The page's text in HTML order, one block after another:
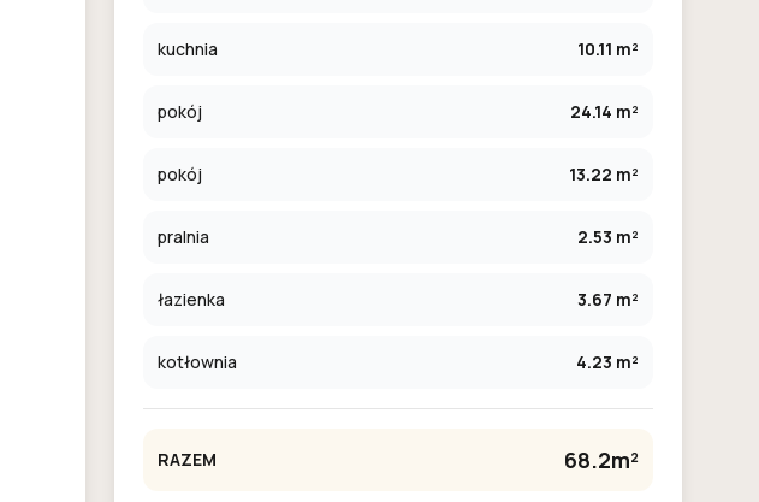
kuchnia 10.11 m²
pokój 24.14 m²
pokój 13.22 m²
pralnia 2.53 m²
łazienka 3.67 m²
kotłownia 4.23 m²
RAZEM 68.2m²